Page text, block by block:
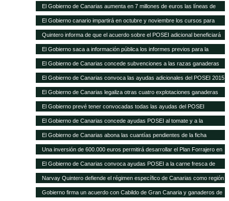
Sanitaria Ganadera por 300.000 euros
El Gobierno de Canarias aumenta en 7 millones de euros las líneas de
ayudas a comercialización y producción agrícola y ganadera
El Gobierno canario impartirá en octubre y noviembre los cursos para
obtener el certificado obligatorio para transporte animal
Quintero informa de que el acuerdo sobre el POSEI adicional beneficiará
a unos 4.800 agricultores y ganaderos de las Islas
El Gobierno saca a información pública los informes previos para la
legalización de otras 28 explotaciones ganaderas
El Gobierno de Canarias concede subvenciones a las razas ganaderas
autóctonas por importe de casi 200.000 euros
El Gobierno de Canarias convoca las ayudas adicionales del POSEI 2015
El Gobierno de Canarias legaliza otras cuatro explotaciones ganaderas
El Gobierno prevé tener convocadas todas las ayudas del POSEI
adicional, excepto 2011, antes de que termine el año
El Gobierno de Canarias concede ayudas POSEI al tomate y a la
industria láctea que emplea leche local por 3,7 millones de euros
El Gobierno de Canarias abona las cuantías pendientes de la ficha
adicional del POSEI 2014
Una inversión de 600.000 euros permitirá desarrollar el Plan Forrajero en
la isla de La Palma
El Gobierno de Canarias convoca ayudas POSEI a la carne fresca de
origen local por 2,28 millones de euros
Narvay Quintero defiende el régimen específico de Canarias como región
ultraperiférica en la estrategia española de negociación de la Política
Agraria Común El consejero de Agricultura del Gobierno de Canarias
Gobierno firma un acuerdo con Cabildo de Gran Canaria y ganaderos de